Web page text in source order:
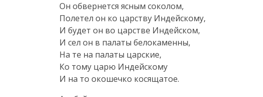
Он обвернется ясным соколом,
Полетел он ко царству Индейскому,
И будет он во царстве Индейском,
И сел он в палаты белокаменны,
На те на палаты царские,
Ко тому царю Индейскому
И на то окошечко косящатое.